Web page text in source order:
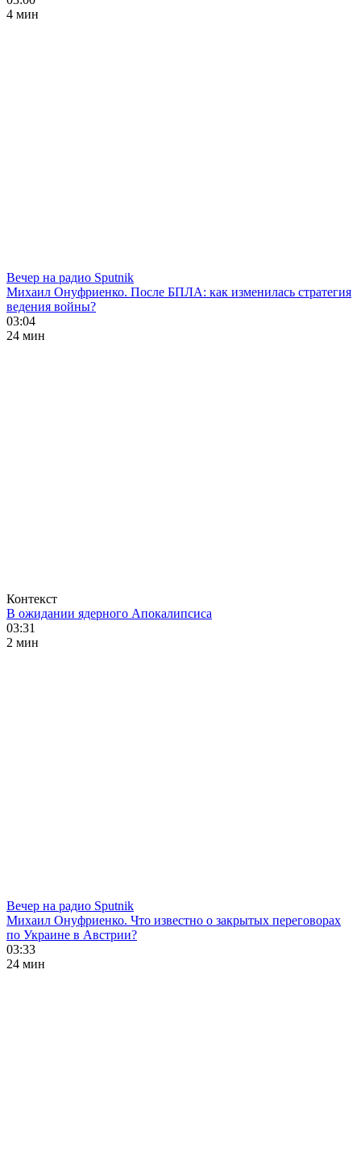
4 мин
Вечер на радио Sputnik
Михаил Онуфриенко. После БПЛА: как изменилась стратегия
ведения войны?
03:04
24 мин
Контекст
В ожидании ядерного Апокалипсиса
03:31
2 мин
Вечер на радио Sputnik
Михаил Онуфриенко. Что известно о закрытых переговорах
по Украине в Австрии?
03:33
24 мин